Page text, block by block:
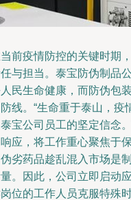
前疫情防控的关键时期
与担当。泰宝防伪制品
民生命健康，而防伪包
线。“生命重于泰山，疫
宝公司员工的坚定信念
应，将工作重心聚焦于
劣药品趁乱混入市场是
。因此，公司立即启动
位的工作人员克服特殊